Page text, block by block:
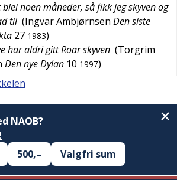
blei noen måneder, så fikk jeg skyven og
til (Ingvar Ambjørnsen Den siste
27 1983)
har aldri gitt Roar skyven (Torgrim
Den nye Dylan 10 1997)
NAOB?
500,– Valgfri sum